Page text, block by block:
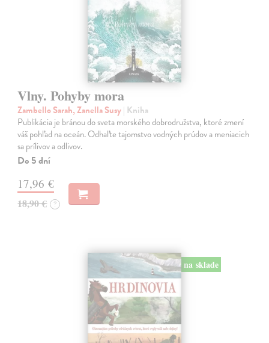
Vlny. Pohyby mora
Zambello Sarah, Zanella Susy| Kniha
Publikácia je bránou do sveta morského dobrodružstva, ktoré zmení
váš pohľad na oceán. Odhaľte tajomstvo vodných prúdov a meniacich
sa prílivov a odlivov.
Do 5 dní
17,96 €
18,90 € ?
na sklade